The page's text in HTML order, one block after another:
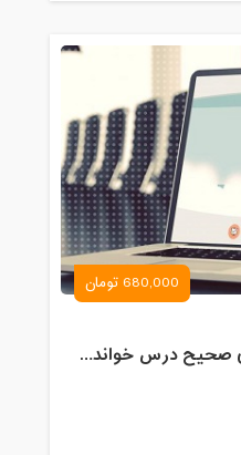
680,000 تومان
کارگاه آموزش روش های صحیح درس خواندن همراه با یادگیری بدون فراموشی